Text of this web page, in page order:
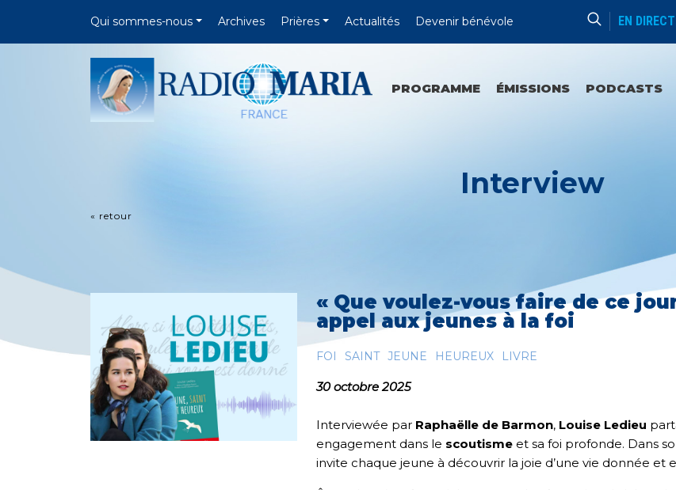
Qui sommes-nous Archives Prières Actualités Devenir bénévole EN
Formation
PROGRAMME ÉMISSIONS PODCASTS
Interview
« retour
« Que voulez-vous faire de ce
appel aux jeunes à la foi
FOI SAINT JEUNE HEUREUX LIVRE
30 octobre 2025
Interviewée par Raphaëlle de Barmon, Louise Ledieu
engagement dans le scoutisme et sa foi profonde. Dans
invite chaque jeune à découvrir la joie d’une vie donnée et